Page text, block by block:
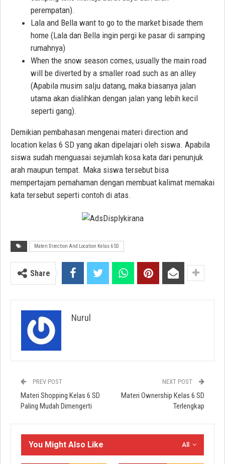
perempatan).
Lala and Bella want to go to the market bisade them
home (Lala dan Bella ingin pergi ke pasar di samping
rumahnya)
When the snow season comes, usually the main road
will be diverted by a smaller road such as an alley
(Apabila musim salju datang, maka biasanya jalan
utama akan dialihkan dengan jalan yang lebih kecil
seperti gang).
Demikian pembahasan mengenai materi direction and
location kelas 6 SD yang akan dipelajari oleh siswa. Apabila
siswa sudah menguasai sejumlah kosa kata dari penunjuk
arah maupun tempat. Maka siswa tersebut bisa
mempertajam pemahaman dengan membuat kalimat memakai
kata tersebut seperti contoh di atas.
Materi Direction And Location Kelas 6 SD
Share
Nurul
PREV POST
Materi Shopping Kelas 6 SD
Paling Mudah Dimengerti
NEXT POST
Materi Ownership Kelas 6 SD
Terlengkap
All
You Might Also Like